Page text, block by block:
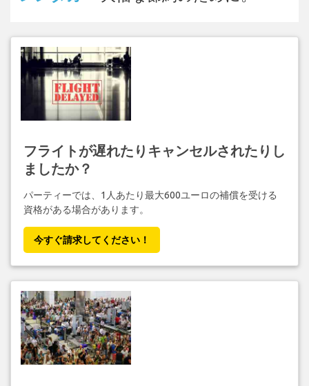
フライトが遅れたりキャンセルされたりし
ましたか？
パーティーでは、1人あたり最大600ユーロの補償を受ける
資格がある場合があります。
今すぐ請求してください！